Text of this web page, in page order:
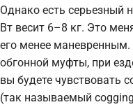
Однако есть серьезный
Вт весит 6–8 кг. Это
его менее маневренным.
обгонной муфты, при
вы будете чувствовать
(так называемый